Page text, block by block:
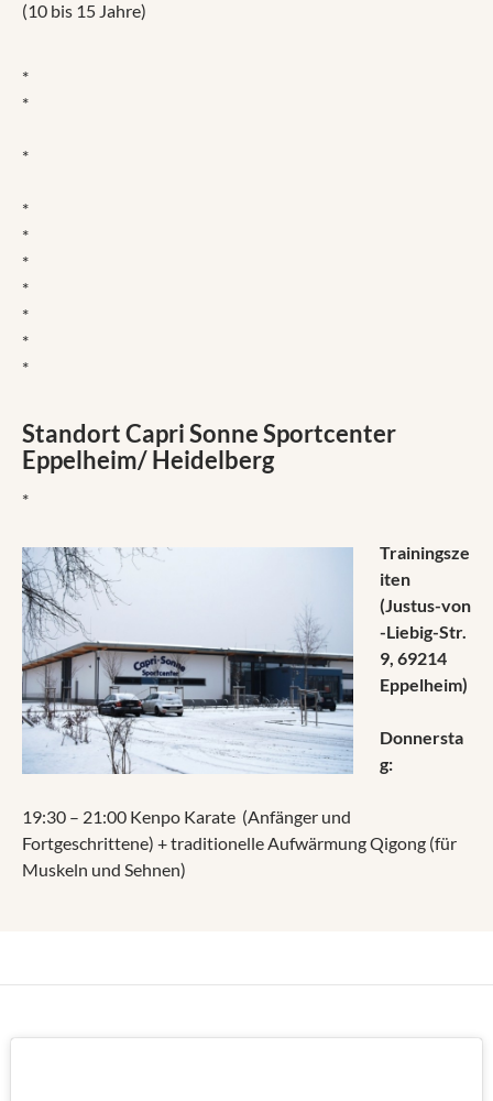
(10 bis 15 Jahre)
*
*
*
*
*
*
*
*
*
*
Standort Capri Sonne Sportcenter
Eppelheim/ Heidelberg
*
Trainingsze
iten
(Justus-von
-Liebig-Str.
9, 69214
Eppelheim)
Donnersta
g:
19:30 – 21:00 Kenpo Karate (Anfänger und
Fortgeschrittene) + traditionelle Aufwärmung Qigong (für
Muskeln und Sehnen)